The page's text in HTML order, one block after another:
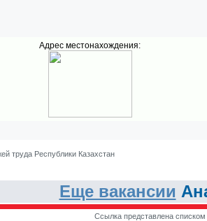
Адрес местонахождения:
труда Республики Казахстан
Еще вакансии
Ссылка представлена